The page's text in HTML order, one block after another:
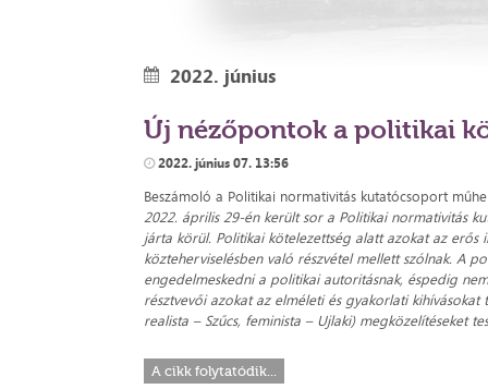
2022. június
Új nézőpontok a politikai
2022. június 07. 13:56
Beszámoló a Politikai normativitás kutatócsoport
2022. április 29-én került sor a Politikai normativitás
járta körül. Politikai kötelezettség alatt azokat az
közteherviselésben való részvétel mellett szólnak. A
engedelmeskedni a politikai autoritásnak, éspedig
résztvevői azokat az elméleti és gyakorlati
realista – Szűcs, feminista – Ujlaki) megközelítéseket
A cikk folytatódik...